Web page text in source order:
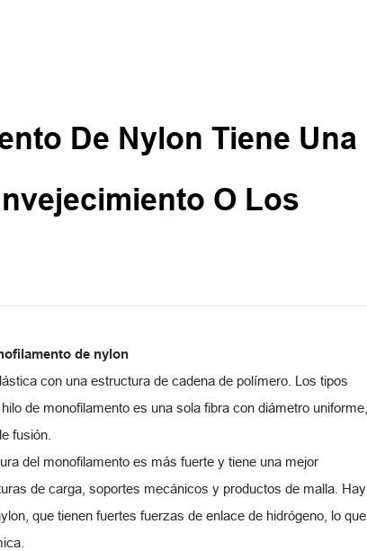
De Nylon Tiene Una
O Los
de nylon
con una estructura de cadena de polímero. Los tipos
de monofilamento es una sola fibra con diámetro uniforme,
fusión.
del monofilamento es más fuerte y tiene una mejor
de carga, soportes mecánicos y productos de malla. Hay
que tienen fuertes fuerzas de enlace de hidrógeno, lo que